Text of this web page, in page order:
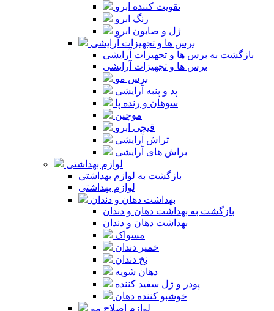
تقویت کننده ابرو
رنگ ابرو
ژل و صابون ابرو
برس ها و تجهیزات آرایشی
بازگشت به برس ها و تجهیزات آرایشی
برس ها و تجهیزات آرایشی
برس مو
پد و پنبه آرایشی
سوهان و رنده پا
موچین
قیچی ابرو
تراش آرایشی
براش های آرایشی
لوازم بهداشتی
بازگشت به لوازم بهداشتی
لوازم بهداشتی
بهداشت دهان و دندان
بازگشت به بهداشت دهان و دندان
بهداشت دهان و دندان
مسواک
خمیر دندان
نخ دندان
دهان شویه
پودر و ژل سفید کننده
خوشبو کننده دهان
لوازم اصلاح مو